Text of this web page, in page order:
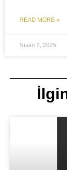
READ MORE »
Nisan 2, 2025